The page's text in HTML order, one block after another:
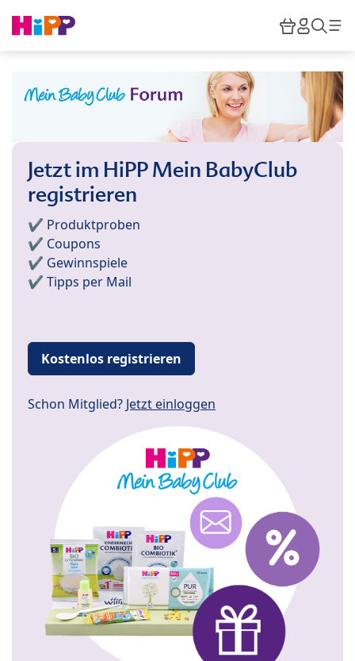
HiPP
Jetzt im HiPP Mein BabyClub
registrieren
✔️ Produktproben
✔️ Coupons
✔️ Gewinnspiele
✔️ Tipps per Mail
Kostenlos registrieren
Schon Mitglied? Jetzt einloggen